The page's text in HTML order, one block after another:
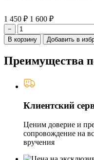
1 450 ₽ 1 600 ₽
−
В корзину
Добавить в
Преимущества
Клиентский
Ценим доверие и
сопровождение на
вручения